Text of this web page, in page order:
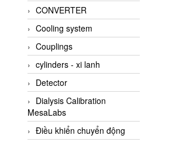
Altech
Amarillo Gear
Ametek
AMPTRON Vietnam
AND Vietnam
ANDERSON-NEGELE
ANDILOG Technologies
Vietnam
CONVERTER
Cooling system
Couplings
cylinders - xi lanh
Detector
Dialysis Calibration
MesaLabs
Điều khiển chuyển động